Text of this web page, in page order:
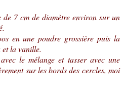
de 7 cm de diamètre environ sur un
en une poudre grossière puis la
et la vanille.
le mélange et tasser avec une
sur les bords des cercles, moi